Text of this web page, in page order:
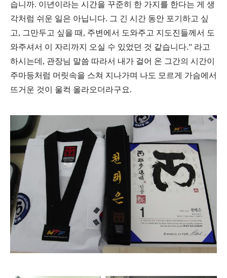
습니까. 이년이라는 시간을 꾸준히 한 가지를 한다는 게 생
각처럼 쉬운 일은 아닙니다. 그 긴 시간 동안 포기하고 싶
고, 그만두고 싶을 때, 주변에서 도와주고 지도진들께서 도
와주셔서 이 자리까지 오실 수 있었던 것 같습니다.” 라고
하시는데, 관장님 말씀 따라서 내가 걸어 온 그간의 시간이
주마등처럼 머릿속을 스쳐 지나가며 나도 모르게 가슴에서
뜨거운 것이 울컥 올라오더라구요.